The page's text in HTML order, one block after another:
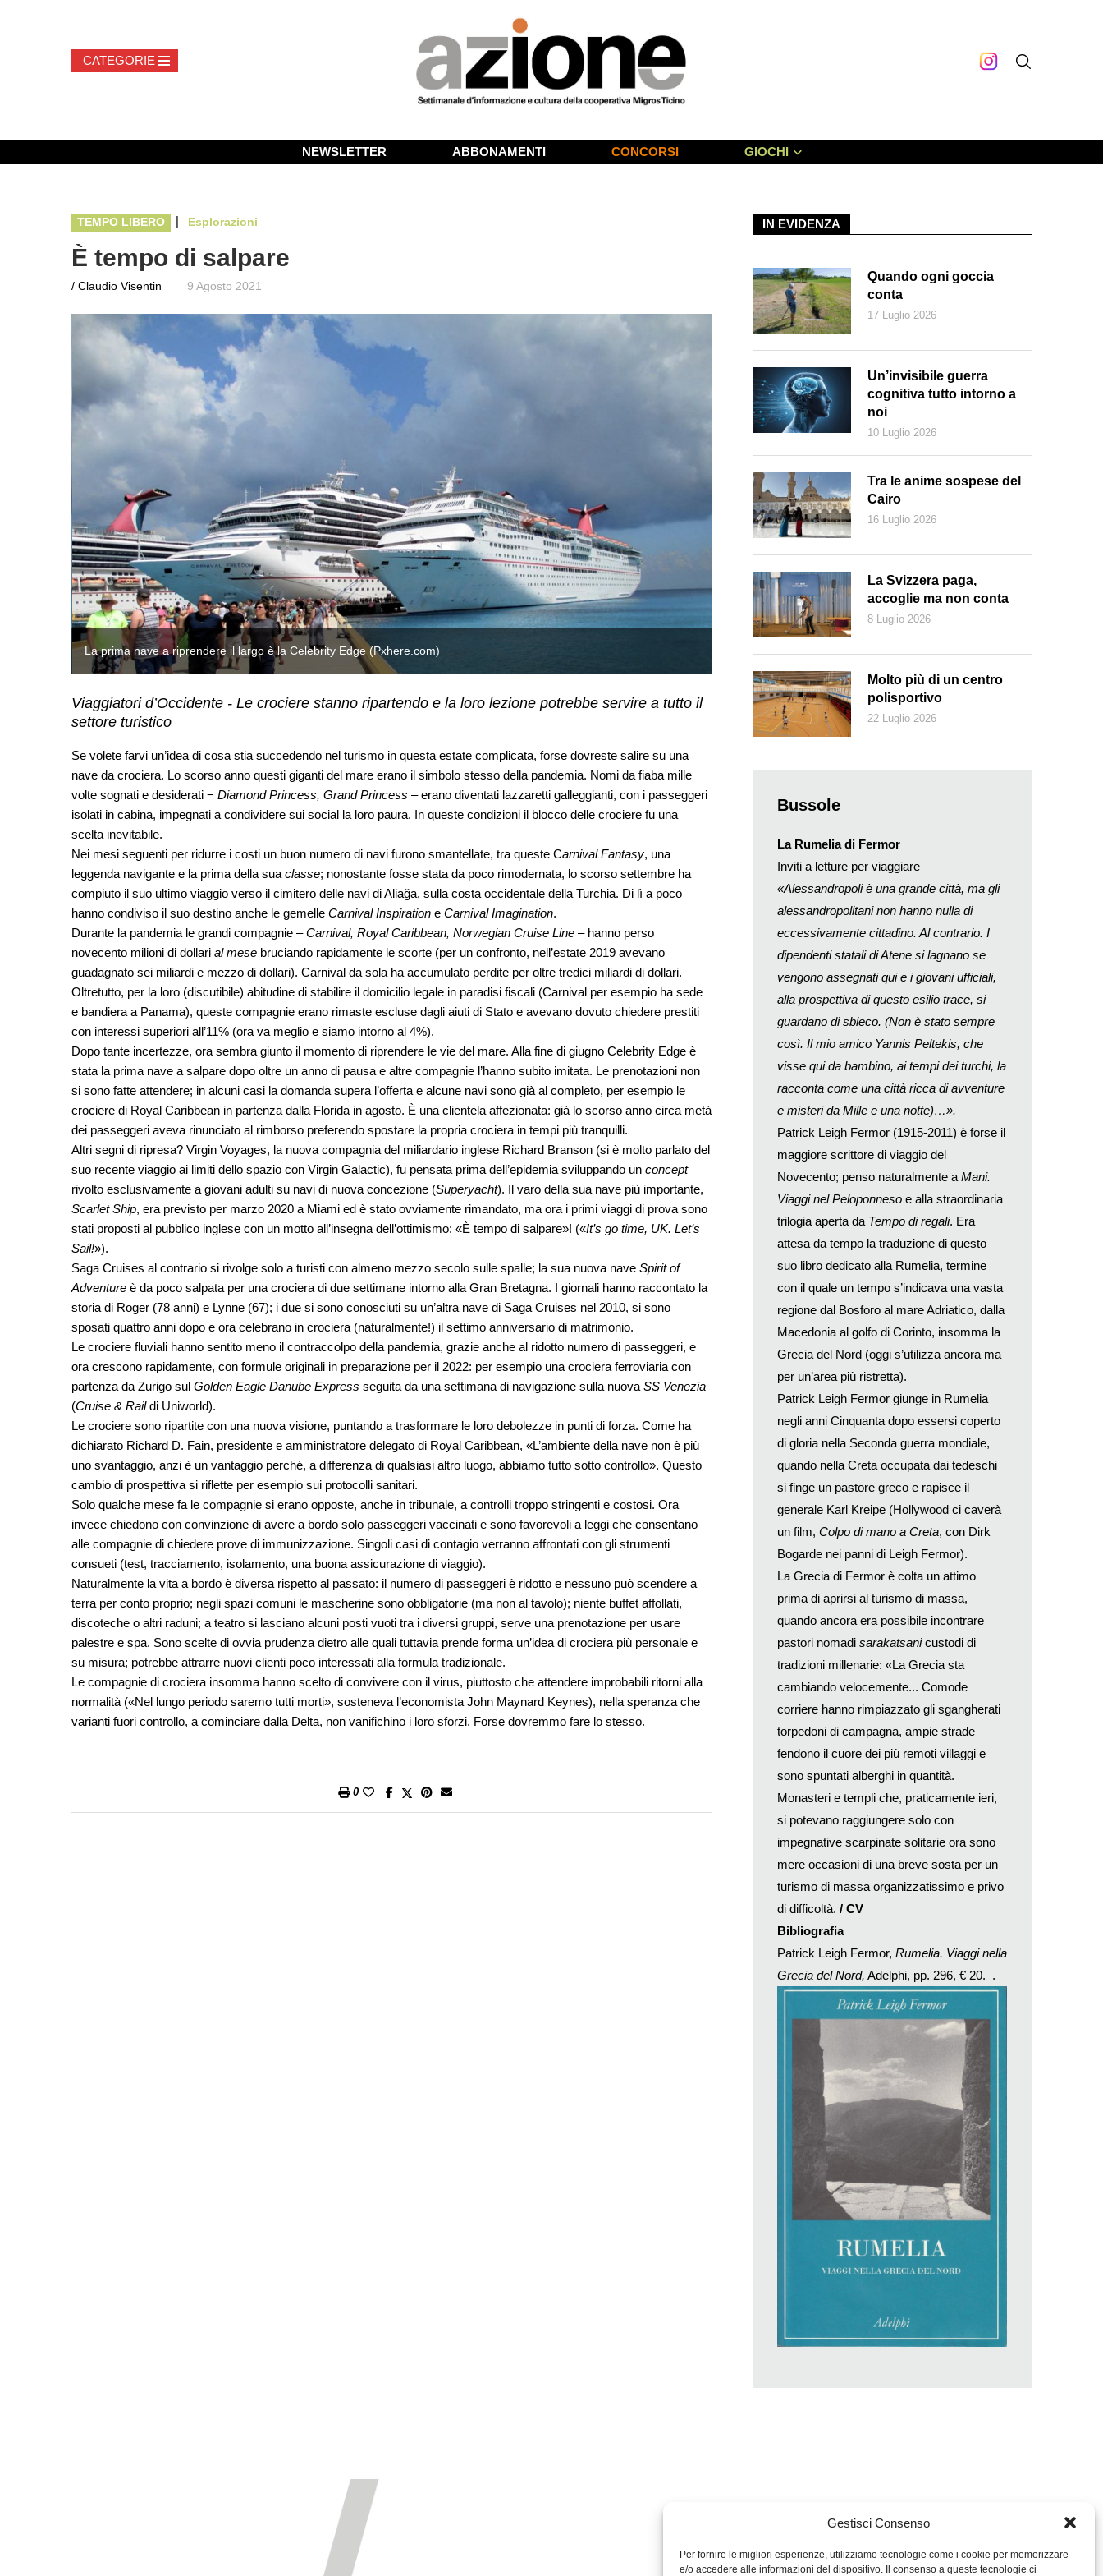
Gestisci Consenso
Per fornire le migliori esperienze, utilizziamo tecnologie come i cookie per memorizzare
e/o accedere alle informazioni del dispositivo. Il consenso a queste tecnologie ci
NEWSLETTER ABBONAMENTI CONCORSI GIOCHI
TEMPO LIBERO | Esplorazioni
È tempo di salpare
/ Claudio Visentin 9 Agosto 2021
La prima nave a riprendere il largo è la Celebrity Edge (Pxhere.com) La prima nave a riprendere il largo è la Celebrity Edge (Pxhere.com)
Viaggiatori d’Occidente - Le crociere stanno ripartendo e la loro lezione potrebbe servire a tutto il
settore turistico
Se volete farvi un’idea di cosa stia succedendo nel turismo in questa estate complicata, forse dovreste salire su una
nave da crociera. Lo scorso anno questi giganti del mare erano il simbolo stesso della pandemia. Nomi da fiaba mille
volte sognati e desiderati − Diamond Princess, Grand Princess – erano diventati lazzaretti galleggianti, con i passeggeri
isolati in cabina, impegnati a condividere sui social la loro paura. In queste condizioni il blocco delle crociere fu una
scelta inevitabile.
Nei mesi seguenti per ridurre i costi un buon numero di navi furono smantellate, tra queste Carnival Fantasy, una
leggenda navigante e la prima della sua classe; nonostante fosse stata da poco rimodernata, lo scorso settembre ha
compiuto il suo ultimo viaggio verso il cimitero delle navi di Aliağa, sulla costa occidentale della Turchia. Di lì a poco
hanno condiviso il suo destino anche le gemelle Carnival Inspiration e Carnival Imagination.
Durante la pandemia le grandi compagnie –Carnival, Royal Caribbean, Norwegian Cruise Line – hanno perso
novecento milioni di dollari al mese bruciando rapidamente le scorte (per un confronto, nell’estate 2019 avevano
guadagnato sei miliardi e mezzo di dollari). Carnival da sola ha accumulato perdite per oltre tredici miliardi di dollari.
Oltretutto, per la loro (discutibile) abitudine di stabilire il domicilio legale in paradisi fiscali (Carnival per esempio ha sede
e bandiera a Panama), queste compagnie erano rimaste escluse dagli aiuti di Stato e avevano dovuto chiedere prestiti
con interessi superiori all’11% (ora va meglio e siamo intorno al 4%).
Dopo tante incertezze, ora sembra giunto il momento di riprendere le vie del mare. Alla fine di giugno Celebrity Edge è
stata la prima nave a salpare dopo oltre un anno di pausa e altre compagnie l’hanno subito imitata. Le prenotazioni non
si sono fatte attendere; in alcuni casi la domanda supera l’offerta e alcune navi sono già al completo, per esempio le
crociere di Royal Caribbean in partenza dalla Florida in agosto. È una clientela affezionata: già lo scorso anno circa metà
dei passeggeri aveva rinunciato al rimborso preferendo spostare la propria crociera in tempi più tranquilli.
Altri segni di ripresa? Virgin Voyages, la nuova compagnia del miliardario inglese Richard Branson (si è molto parlato del
suo recente viaggio ai limiti dello spazio con Virgin Galactic), fu pensata prima dell’epidemia sviluppando un concept
rivolto esclusivamente a giovani adulti su navi di nuova concezione (Superyacht). Il varo della sua nave più importante,
Scarlet Ship, era previsto per marzo 2020 a Miami ed è stato ovviamente rimandato, ma ora i primi viaggi di prova sono
stati proposti al pubblico inglese con un motto all’insegna dell’ottimismo: «È tempo di salpare»! («It’s go time, UK. Let’s
Sail!»).
Saga Cruises al contrario si rivolge solo a turisti con almeno mezzo secolo sulle spalle; la sua nuova nave Spirit of
Adventure è da poco salpata per una crociera di due settimane intorno alla Gran Bretagna. I giornali hanno raccontato la
storia di Roger (78 anni) e Lynne (67); i due si sono conosciuti su un’altra nave di Saga Cruises nel 2010, si sono
sposati quattro anni dopo e ora celebrano in crociera (naturalmente!) il settimo anniversario di matrimonio.
Le crociere fluviali hanno sentito meno il contraccolpo della pandemia, grazie anche al ridotto numero di passeggeri, e
ora crescono rapidamente, con formule originali in preparazione per il 2022: per esempio una crociera ferroviaria con
partenza da Zurigo sul Golden Eagle Danube Express seguita da una settimana di navigazione sulla nuova SS Venezia
(Cruise & Raildi Uniworld).
Le crociere sono ripartite con una nuova visione, puntando a trasformare le loro debolezze in punti di forza. Come ha
dichiarato Richard D. Fain, presidente e amministratore delegato di Royal Caribbean, «L’ambiente della nave non è più
uno svantaggio, anzi è un vantaggio perché, a differenza di qualsiasi altro luogo, abbiamo tutto sotto controllo». Questo
cambio di prospettiva si riflette per esempio sui protocolli sanitari.
Solo qualche mese fa le compagnie si erano opposte, anche in tribunale, a controlli troppo stringenti e costosi. Ora
invece chiedono con convinzione di avere a bordo solo passeggeri vaccinati e sono favorevoli a leggi che consentano
alle compagnie di chiedere prove di immunizzazione. Singoli casi di contagio verranno affrontati con gli strumenti
consueti (test, tracciamento, isolamento, una buona assicurazione di viaggio).
Naturalmente la vita a bordo è diversa rispetto al passato: il numero di passeggeri è ridotto e nessuno può scendere a
terra per conto proprio; negli spazi comuni le mascherine sono obbligatorie (ma non al tavolo); niente buffet affollati,
discoteche o altri raduni; a teatro si lasciano alcuni posti vuoti tra i diversi gruppi, serve una prenotazione per usare
palestre e spa. Sono scelte di ovvia prudenza dietro alle quali tuttavia prende forma un’idea di crociera più personale e
su misura; potrebbe attrarre nuovi clienti poco interessati alla formula tradizionale.
Le compagnie di crociera insomma hanno scelto di convivere con il virus, piuttosto che attendere improbabili ritorni alla
normalità («Nel lungo periodo saremo tutti morti», sosteneva l’economista John Maynard Keynes), nella speranza che
varianti fuori controllo, a cominciare dalla Delta, non vanifichino i loro sforzi. Forse dovremmo fare lo stesso.
0
IN EVIDENZA
Quando ogni goccia
conta
17 Luglio 2026
Un’invisibile guerra
cognitiva tutto intorno a
noi
10 Luglio 2026
Tra le anime sospese del
Cairo
16 Luglio 2026
La Svizzera paga,
accoglie ma non conta
8 Luglio 2026
Molto più di un centro
polisportivo
22 Luglio 2026
Bussole
La Rumeliadi Fermor
Inviti a letture per viaggiare
«Alessandropoli è una grande città, ma gli
alessandropolitani non hanno nulla di
eccessivamente cittadino. Al contrario. I
dipendenti statali di Atene si lagnano se
vengono assegnati qui e i giovani ufficiali,
alla prospettiva di questo esilio trace, si
guardano di sbieco. (Non è stato sempre
così. Il mio amico Yannis Peltekis, che
visse qui da bambino, ai tempi dei turchi, la
racconta come una città ricca di avventure
e misteri da Mille e una notte)…».
Patrick Leigh Fermor (1915-2011) è forse il
maggiore scrittore di viaggio del
Novecento; penso naturalmente a Mani.
Viaggi nel Peloponneso e alla straordinaria
trilogia aperta da Tempo di regali. Era
attesa da tempo la traduzione di questo
suo libro dedicato alla Rumelia, termine
con il quale un tempo s’indicava una vasta
regione dal Bosforo al mare Adriatico, dalla
Macedonia al golfo di Corinto, insomma la
Grecia del Nord (oggi s’utilizza ancora ma
per un’area più ristretta).
Patrick Leigh Fermor giunge in Rumelia
negli anni Cinquanta dopo essersi coperto
di gloria nella Seconda guerra mondiale,
quando nella Creta occupata dai tedeschi
si finge un pastore greco e rapisce il
generale Karl Kreipe (Hollywood ci caverà
un film, Colpo di mano a Creta, con Dirk
Bogarde nei panni di Leigh Fermor).
La Grecia di Fermor è colta un attimo
prima di aprirsi al turismo di massa,
quando ancora era possibile incontrare
pastori nomadi sarakatsanicustodi di
tradizioni millenarie: «La Grecia sta
cambiando velocemente... Comode
corriere hanno rimpiazzato gli sgangherati
torpedoni di campagna, ampie strade
fendono il cuore dei più remoti villaggi e
sono spuntati alberghi in quantità.
Monasteri e templi che, praticamente ieri,
si potevano raggiungere solo con
impegnative scarpinate solitarie ora sono
mere occasioni di una breve sosta per un
turismo di massa organizzatissimo e privo
di difficoltà. / CV
Bibliografia
Patrick Leigh Fermor, Rumelia. Viaggi nella
Grecia del Nord, Adelphi, pp. 296, € 20.–.